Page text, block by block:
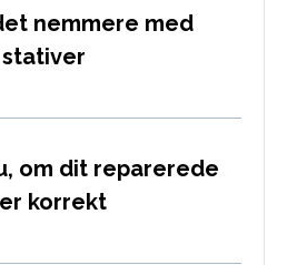
nemmere med
om dit reparerede
korrekt